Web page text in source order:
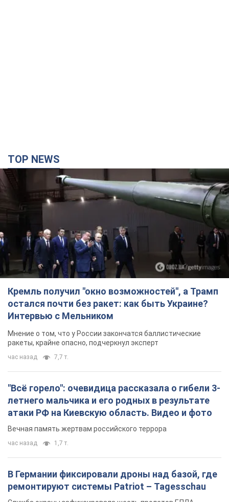
TOP NEWS
Кремль получил "окно возможностей", а Трамп
остался почти без ракет: как быть Украине?
Интервью с Мельником
Мнение о том, что у России закончатся баллистические
ракеты, крайне опасно, подчеркнул эксперт
час назад 7,7 т.
"Всё горело": очевидица рассказала о гибели 3-
летнего мальчика и его родных в результате
атаки РФ на Киевскую область. Видео и фото
Вечная память жертвам российского террора
час назад 1,7 т.
В Германии фиксировали дроны над базой, где
ремонтируют системы Patriot – Tagesschau